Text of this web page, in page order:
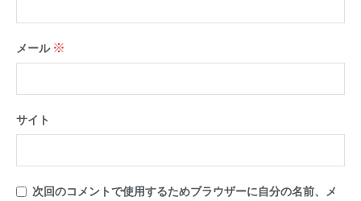
メール ※
サイト
次回のコメントで使用するためブラウザーに自分の名前、メ